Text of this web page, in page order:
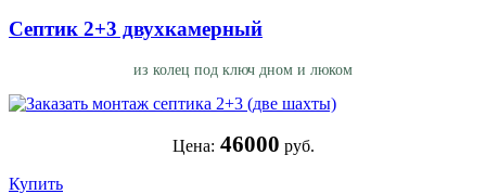
Септик 2+3 двухкамерный
из колец под ключ дном и люком
Цена: 46000 руб.
Купить